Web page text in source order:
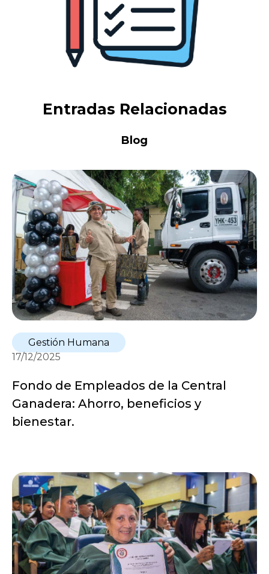
Entradas Relacionadas
Blog
Gestión Humana
17/12/2025
Fondo de Empleados de la Central
Ganadera: Ahorro, beneficios y
bienestar.